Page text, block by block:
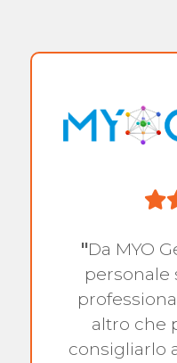
"Da MYO
personale
altro che
consigliarlo